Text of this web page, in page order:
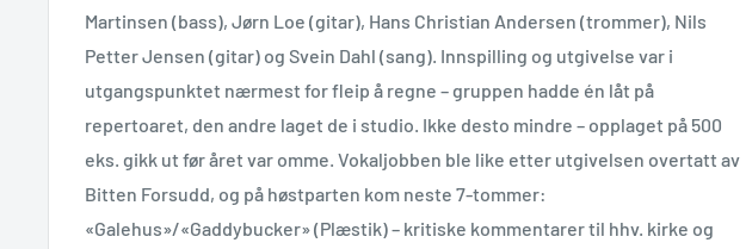
Martinsen (bass), Jørn Loe (gitar), Hans Christian Andersen (trommer), Nils
Petter Jensen (gitar) og Svein Dahl (sang). Innspilling og utgivelse var i
utgangspunktet nærmest for fleip å regne – gruppen hadde én låt på
repertoaret, den andre laget de i studio. Ikke desto mindre – opplaget på 500
eks. gikk ut før året var omme. Vokaljobben ble like etter utgivelsen overtatt av
Bitten Forsudd, og på høstparten kom neste 7-tommer:
«Galehus»/«Gaddybucker» (Plæstik) – kritiske kommentarer til hhv. kirke og